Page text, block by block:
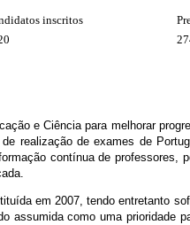
inscritos
e Ciência para melhorar
realização de exames de
contínua de professores,
em 2007, tendo entretanto
assumida como uma prioridade